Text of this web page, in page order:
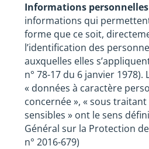
Informations
informations qui
forme que ce soit,
l’identification des
auxquelles elles
n° 78-17 du 6 janvier 1978).
« données à caractère
concernée », « sous traitant
sensibles » ont le sens
Général sur la Protection
n° 2016-679)